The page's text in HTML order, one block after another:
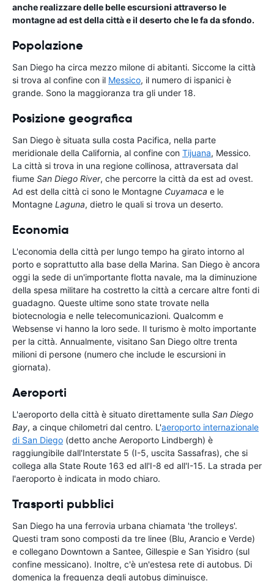
anche realizzare delle belle escursioni attraverso le
montagne ad est della città e il deserto che le fa da sfondo.
Popolazione
San Diego ha circa mezzo milone di abitanti. Siccome la città
si trova al confine con il Messico, il numero di ispanici è
grande. Sono la maggioranza tra gli under 18.
Posizione geografica
San Diego è situata sulla costa Pacifica, nella parte
meridionale della California, al confine con Tijuana, Messico.
La città si trova in una regione collinosa, attraversata dal
fiume San Diego River, che percorre la città da est ad ovest.
Ad est della città ci sono le Montagne Cuyamaca e le
Montagne Laguna, dietro le quali si trova un deserto.
Economia
L'economia della città per lungo tempo ha girato intorno al
porto e soprattutto alla base della Marina. San Diego è ancora
oggi la sede di un'importante flotta navale, ma la diminuzione
della spesa militare ha costretto la città a cercare altre fonti di
guadagno. Queste ultime sono state trovate nella
biotecnologia e nelle telecomunicazioni. Qualcomm e
Websense vi hanno la loro sede. Il turismo è molto importante
per la città. Annualmente, visitano San Diego oltre trenta
milioni di persone (numero che include le escursioni in
giornata).
Aeroporti
L'aeroporto della città è situato direttamente sulla San Diego
Bay, a cinque chilometri dal centro. L'aeroporto internazionale
di San Diego (detto anche Aeroporto Lindbergh) è
raggiungibile dall'Interstate 5 (I-5, uscita Sassafras), che si
collega alla State Route 163 ed all'I-8 ed all'I-15. La strada per
l'aeroporto è indicata in modo chiaro.
Trasporti pubblici
San Diego ha una ferrovia urbana chiamata 'the trolleys'.
Questi tram sono composti da tre linee (Blu, Arancio e Verde)
e collegano Downtown a Santee, Gillespie e San Yisidro (sul
confine messicano). Inoltre, c'è un'estesa rete di autobus. Di
domenica la frequenza degli autobus diminuisce.